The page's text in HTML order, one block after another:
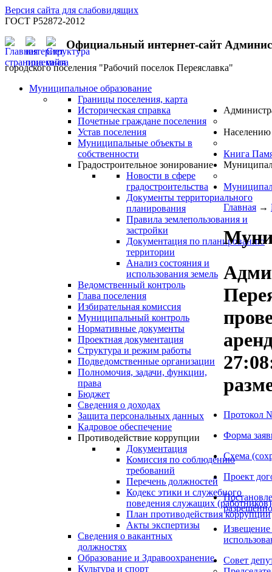
Версия сайта для слабовидящих
ГОСТ Р52872-2012
Официальный интернет-сайт
городского поселения "Рабочий поселок Переяславка"
Муниципальное образование
Границы поселения, карта
Историческая справка
Почетные граждане поселения
Устав поселения
Муниципальные объекты в
собственности
Градостроительное зонирование
Новости в сфере
градостроительства
Документы территориального
планирования
Правила землепользования и
застройки
Документация по планированию
территории
Анализ состояния и
использования земель
Ведомственный контроль
Глава поселения
Избирательная комиссия
Муниципальный контроль
Нормативные документы
Проектная документация
Структура и режим работы
Подведомственные организации
Полномочия, задачи, функции,
права
Бюджет
Сведения о доходах
Защита персональных данных
Кадровое обеспечение
Противодействие коррупции
Документация
Комиссия по соблюдению
требований
Перечень должностей
Кодекс этики и служебного
поведения служащих (работников)
План противодействия коррупции
Акты экспертизы
Сведения о вакантных
должностях
Населению
Образование и Здравоохранение
Культура и спорт
Книга
Главная →
Протокол
Форма
Схема
Проект
Совет